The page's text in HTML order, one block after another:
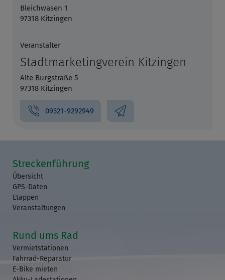
Bleichwasen 1
97318 Kitzingen
Veranstalter
Stadtmarketingverein Kitzingen
Alte Burgstraße 5
97318 Kitzingen
09321-9292949
Streckenführung
Übersicht
GPS-Daten
Etappen
Veranstaltungen
Rund ums Rad
Vermietstationen
Fahrrad-Reparatur
E-Bike mieten